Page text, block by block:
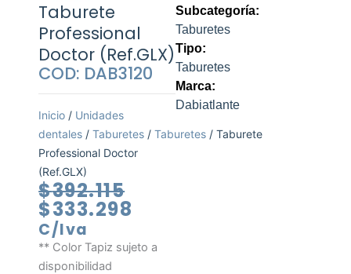
Taburete
Professional
Doctor (Ref.GLX)
COD: DAB3120
Inicio / Unidades
dentales /Taburetes /Taburetes / Taburete
Professional Doctor
(Ref.GLX)
$392.115El
precio
era:
$333.298
es:
C/Iva
** Color Tapiz sujeto a
disponibilidad
Subcategoría:
Taburetes
Tipo:
Taburetes
Marca:
Dabiatlante